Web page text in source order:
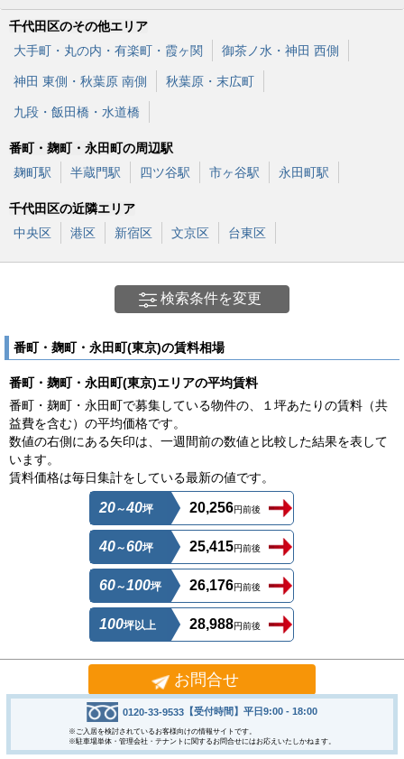
千代田区のその他エリア
大手町・丸の内・有楽町・霞ヶ関
御茶ノ水・神田 西側
神田 東側・秋葉原 南側 秋葉原・末広町
九段・飯田橋・水道橋
番町・麹町・永田町の周辺駅
麹町駅
半蔵門駅 四ツ谷駅 市ヶ谷駅 永田町駅
千代田区の近隣エリア
中央区
港区 新宿区 文京区 台東区
検索条件を変更
番町・麹町・永田町(東京)の賃料相場
番町・麹町・永田町(東京)エリアの平均賃料
番町・麹町・永田町で募集している物件の、１坪あたりの賃料（共
益費を含む）の平均価格です。
数値の右側にある矢印は、一週間前の数値と比較した結果を表して
います。
賃料価格は毎日集計をしている最新の値です。
20～40坪 20,256円前後
40～60坪 25,415円前後
60～100坪 26,176円前後
100坪以上 28,988円前後
番町・麹町・永田町(東京)エリアの募集賃料
番町・麹町・永田町の１坪あたりの賃料（共益費を含む）価格帯ご
との募集物件数です。
表の数値をクリックすると募集物件の一覧表が表示します。
【2026/08/08更新】
お問合せ
0120-33-9533 【受付時間】平日9:00 - 18:00
※ご入居を検討されているお客様向けの情報サイトです。
※駐車場単体・管理会社・テナントに関するお問合せにはお応えいたしかねます。